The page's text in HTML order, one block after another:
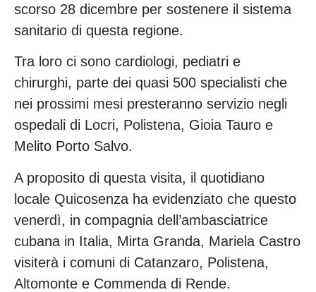
scorso 28 dicembre per sostenere il sistema
sanitario di questa regione.
Tra loro ci sono cardiologi, pediatri e
chirurghi, parte dei quasi 500 specialisti che
nei prossimi mesi presteranno servizio negli
ospedali di Locri, Polistena, Gioia Tauro e
Melito Porto Salvo.
A proposito di questa visita, il quotidiano
locale Quicosenza ha evidenziato che questo
venerdì, in compagnia dell’ambasciatrice
cubana in Italia, Mirta Granda, Mariela Castro
visiterà i comuni di Catanzaro, Polistena,
Altomonte e Commenda di Rende.